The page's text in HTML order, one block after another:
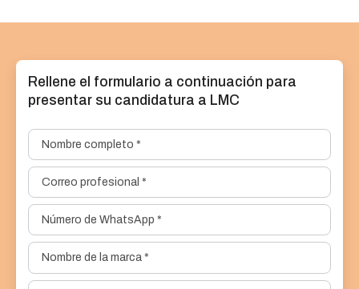
Rellene el formulario a continuación para
presentar su candidatura a LMC